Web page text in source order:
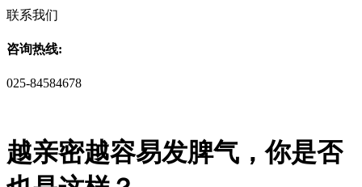
联系我们
咨询热线:
025-84584678
越亲密越容易发脾气，你是否